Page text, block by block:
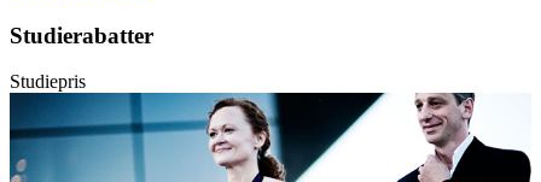
Studierabatter
Studiepris